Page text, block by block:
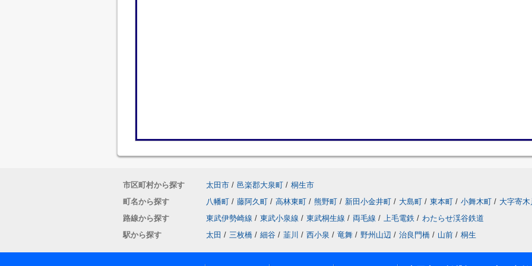
市区町村から探す 太田市 / 邑楽郡大泉町 / 桐生市
町名から探す
八幡町 / 藤阿久町 / 高林東町 / 熊野町 / 新田小金井町 / 大島町 / 東本町 / 小舞木町 / 大字寄木
路線から探す
東武伊勢崎線 / 東武小泉線 / 東武桐生線 / 両毛線 / 上毛電鉄 / わたらせ渓谷鉄道
駅から探す
太田 / 三枚橋 / 細谷 / 韮川 / 西小泉 / 竜舞 / 野州山辺 / 治良門橋 / 山前 / 桐生